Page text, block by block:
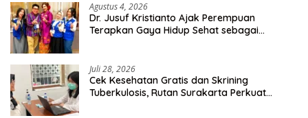
Agustus 4, 2026
Dr. Jusuf Kristianto Ajak Perempuan
Terapkan Gaya Hidup Sehat sebagai
Juli 28, 2026
Cek Kesehatan Gratis dan Skrining
Tuberkulosis, Rutan Surakarta Perkuat